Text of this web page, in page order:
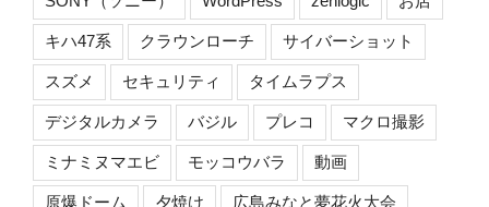
キハ47系 クラウンローチ サイバーショット
スズメ セキュリティ タイムラプス
デジタルカメラ バジル プレコ マクロ撮影
ミナミヌマエビ モッコウバラ 動画
原爆ドーム 夕焼け 広島みなと夢花火大会